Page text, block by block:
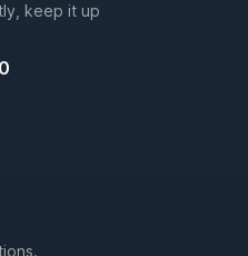
keep it up